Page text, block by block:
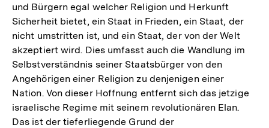
und Bürgern egal welcher Religion und Herkunft
Sicherheit bietet, ein Staat in Frieden, ein Staat, der
nicht umstritten ist, und ein Staat, der von der Welt
akzeptiert wird. Dies umfasst auch die Wandlung im
Selbstverständnis seiner Staatsbürger von den
Angehörigen einer Religion zu denjenigen einer
Nation. Von dieser Hoffnung entfernt sich das jetzige
israelische Regime mit seinem revolutionären Elan.
Das ist der tieferliegende Grund der